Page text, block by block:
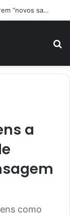
Em Assis, Papa desafia jovens a se tornarem “novos santos” e construtores da fraternidade
a
como